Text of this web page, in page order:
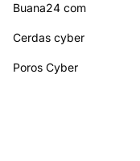
Buana24 com
Cerdas cyber
Poros Cyber